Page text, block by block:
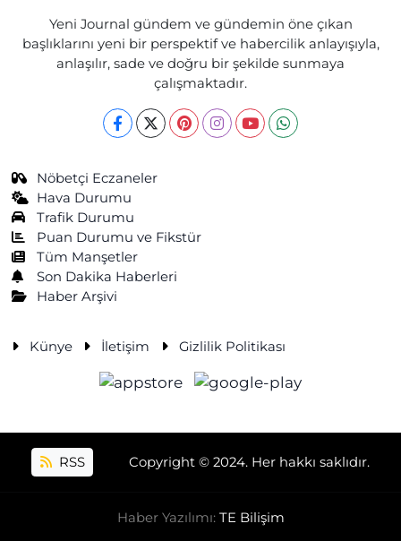
Yeni Journal gündem ve gündemin öne çıkan
başlıklarını yeni bir perspektif ve habercilik anlayışıyla,
anlaşılır, sade ve doğru bir şekilde sunmaya
çalışmaktadır.
Nöbetçi Eczaneler
Hava Durumu
Trafik Durumu
Puan Durumu ve Fikstür
Tüm Manşetler
Son Dakika Haberleri
Haber Arşivi
Künye İletişim Gizlilik Politikası
RSS Copyright © 2024. Her hakkı saklıdır.
Haber Yazılımı: TE Bilişim